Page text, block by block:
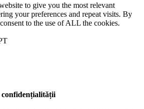
to give you the most relevant
your preferences and repeat visits. By
to the use of ALL the cookies.
confidențialității